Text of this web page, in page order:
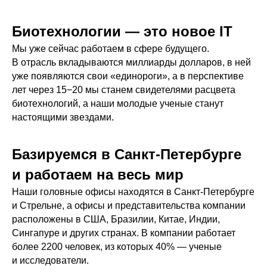
Биотехнологии — это новое IT
Мы уже сейчас работаем в сфере будущего.
В отрасль вкладываются миллиарды долларов, в ней
уже появляются свои «единороги», а в перспективе
лет через 15−20 мы станем свидетелями расцвета
биотехнологий, а наши молодые ученые станут
настоящими звездами.
Базируемся в Санкт-Петербурге
и работаем на весь мир
Наши головные офисы находятся в Санкт-Петербурге
и Стрельне, а офисы и представительства компании
расположены в США, Бразилии, Китае, Индии,
Сингапуре и других странах. В компании работает
более 2200 человек, из которых 40% — ученые
и исследователи.